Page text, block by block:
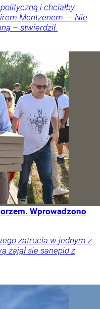
i chciałby
Mentzenem. – Nie
– stwierdził.
Wprowadzono
zatrucia w jednym z
zajął się sanepid z